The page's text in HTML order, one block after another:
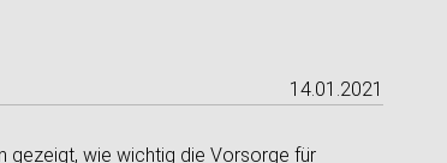
14.01.2021
gezeigt, wie wichtig die Vorsorge für